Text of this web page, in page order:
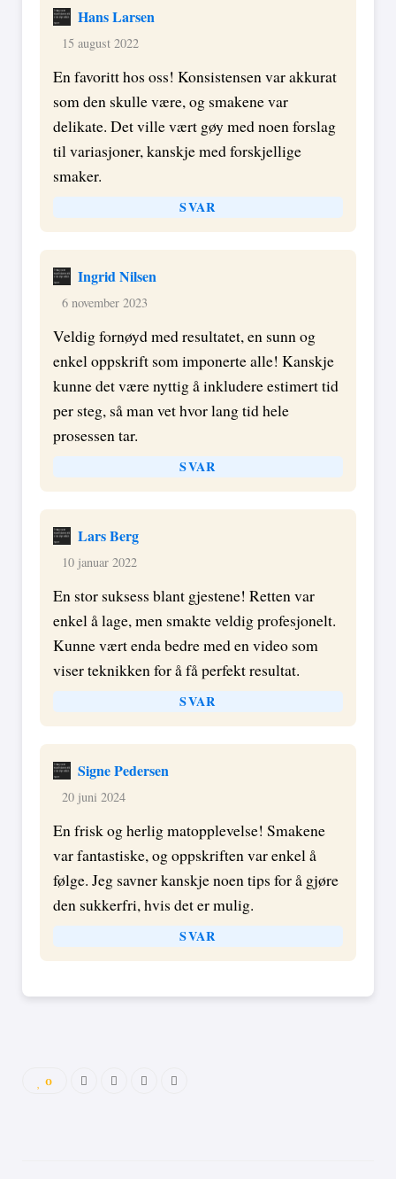
Hans Larsen
15 august 2022
En favoritt hos oss! Konsistensen var akkurat
som den skulle være, og smakene var
delikate. Det ville vært gøy med noen forslag
til variasjoner, kanskje med forskjellige
smaker.
SVAR
Ingrid Nilsen
6 november 2023
Veldig fornøyd med resultatet, en sunn og
enkel oppskrift som imponerte alle! Kanskje
kunne det være nyttig å inkludere estimert tid
per steg, så man vet hvor lang tid hele
prosessen tar.
SVAR
Lars Berg
10 januar 2022
En stor suksess blant gjestene! Retten var
enkel å lage, men smakte veldig profesjonelt.
Kunne vært enda bedre med en video som
viser teknikken for å få perfekt resultat.
SVAR
Signe Pedersen
20 juni 2024
En frisk og herlig matopplevelse! Smakene
var fantastiske, og oppskriften var enkel å
følge. Jeg savner kanskje noen tips for å gjøre
den sukkerfri, hvis det er mulig.
SVAR
0